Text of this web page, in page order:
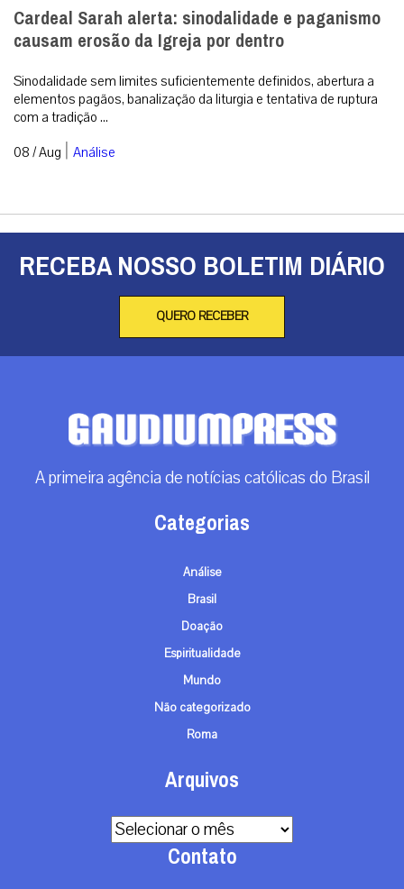
Cardeal Sarah alerta: sinodalidade e paganismo
causam erosão da Igreja por dentro
Sinodalidade sem limites suficientemente definidos, abertura a
elementos pagãos, banalização da liturgia e tentativa de ruptura
com a tradição ...
08 / Aug | Análise
RECEBA NOSSO BOLETIM DIÁRIO
QUERO RECEBER
A primeira agência de notícias católicas do Brasil
Categorias
Análise
Brasil
Doação
Espiritualidade
Mundo
Não categorizado
Roma
Arquivos
Arquivos
Contato